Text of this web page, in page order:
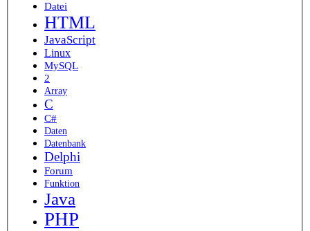
Datei
HTML
JavaScript
Linux
MySQL
2
Array
C
C#
Daten
Datenbank
Delphi
Forum
Funktion
Java
PHP